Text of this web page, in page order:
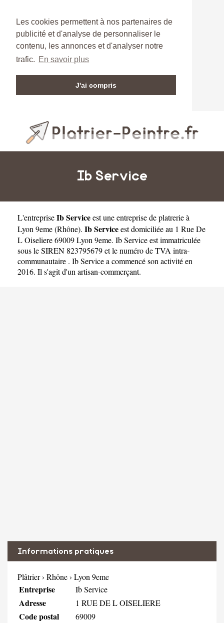
Les cookies permettent à nos partenaires de
publicité et d'analyse de personnaliser le
contenu, les annonces et d'analyser notre
trafic. En savoir plus
J'ai compris
Ib Service
L'entrepriseIb Serviceest uneentreprise de platrerie à
Lyon 9eme(Rhône). Ib Serviceest domiciliée au 1 Rue De
L Oiseliere 69009 Lyon 9eme. Ib Service est immatriculée
sous le SIREN 823795679 et le numéro de TVA intra-
communautaire . Ib Service a commencé son activité en
2016. Il s'agit d'un artisan-commerçant.
Informations pratiques
Plâtrier› Rhône› Lyon 9eme
Entreprise Ib Service
Adresse 1 RUE DE L OISELIERE
Code postal 69009